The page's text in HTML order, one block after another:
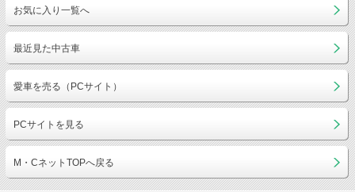
お気に入り一覧へ
最近見た中古車
愛車を売る（PCサイト）
PCサイトを見る
M・CネットTOPへ戻る